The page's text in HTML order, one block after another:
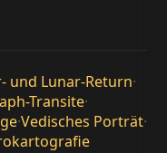
und Lunar-Return·
Transite·
·Vedisches Porträt·